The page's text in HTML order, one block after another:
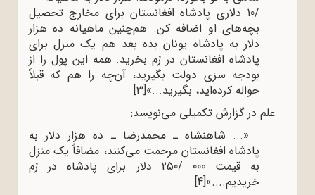
/10 دلاری پادشاه افغانستان برای مخارج تحصیل
بچه‌های او اضافه کن. هم‌چنین ماهیانه ده هزار
دلار به پادشاه یونان بده بعد هم یک منزل برای
پادشاه افغانستان در رُم بخرید. همه این پول را از
بودجه سرَی دولت بگیرید، آن‌چه را هم که قبلاً
حواله کرده‌اید، بگیرید...»[3]
علم در گزارش تکمیلی می‌نویسد:
«... شاهنشاه ـ محمدرضا ـ ده هزار دلار به
پادشاه افغانستان مرحمت می‌کنند، مضافاً یک منزل
به قیمت 000 /250 دلار برای پادشاه در رُم
خریدیم....»[4]